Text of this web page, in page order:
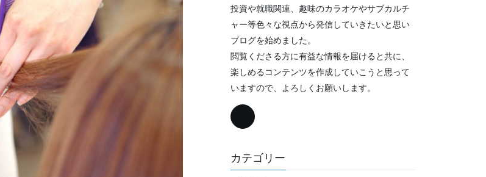
投資や就職関連、趣味のカラオケやサブカルチ
ャー等色々な視点から発信していきたいと思い
ブログを始めました。
閲覧くださる方に有益な情報を届けると共に、
楽しめるコンテンツを作成していこうと思って
いますので、よろしくお願いします。
カテゴリー